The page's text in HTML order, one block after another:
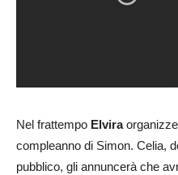
Nel frattempo Elvira
compleanno di Simon. Celia,
pubblico, gli annuncerà che